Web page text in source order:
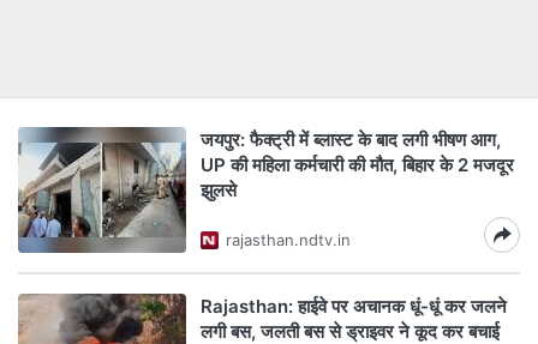
जयपुर: फैक्ट्री में ब्लास्ट के बाद लगी भीषण आग,
UP की महिला कर्मचारी की मौत, बिहार के 2 मजदूर
झुलसे
rajasthan.ndtv.in
Rajasthan: हाईवे पर अचानक धूं-धूं कर जलने
लगी बस, जलती बस से ड्राइवर ने कूद कर बचाई